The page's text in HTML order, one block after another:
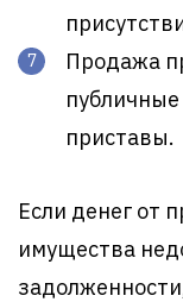
Продажа
приставы.
Если денег от
имущества